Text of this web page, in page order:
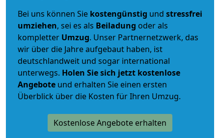
Bei uns können Sie kostengünstig und stressfrei
umziehen, sei es als Beiladung oder als
kompletter Umzug. Unser Partnernetzwerk, das
wir über die Jahre aufgebaut haben, ist
deutschlandweit und sogar international
unterwegs. Holen Sie sich jetzt kostenlose
Angebote und erhalten Sie einen ersten
Überblick über die Kosten für Ihren Umzug.
Kostenlose Angebote erhalten